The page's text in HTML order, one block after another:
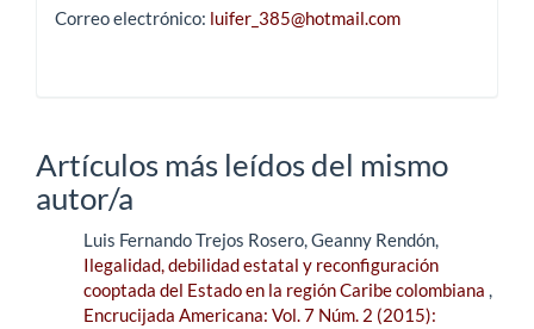
Correo electrónico: luifer_385@hotmail.com
Artículos más leídos del mismo
autor/a
Luis Fernando Trejos Rosero, Geanny Rendón,
Ilegalidad, debilidad estatal y reconfiguración
cooptada del Estado en la región Caribe colombiana ,
Encrucijada Americana: Vol. 7 Núm. 2 (2015):